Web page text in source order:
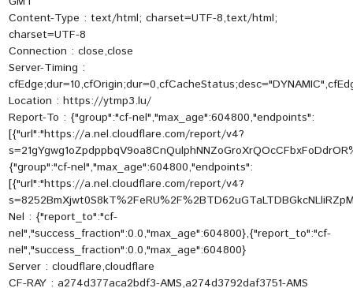
Content-Type : text/html; charset=UTF-8,text/html;
charset=UTF-8
Connection : close,close
Server-Timing :
Location : https://ytmp3.lu/
Report-To : {"group":"cf-nel","max_age":604800,"endpoints":
[{"url":"https://a.nel.cloudflare.com/report/v4?
{"group":"cf-nel","max_age":604800,"endpoints":
[{"url":"https://a.nel.cloudflare.com/report/v4?
Nel : {"report_to":"cf-
nel","success_fraction":0.0,"max_age":604800},{"report_to":"cf-
nel","success_fraction":0.0,"max_age":604800}
Server : cloudflare,cloudflare
CF-RAY : a274d377aca2bdf3-AMS,a274d3792daf3751-AMS